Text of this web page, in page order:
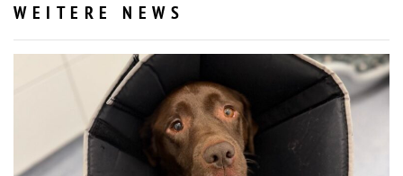
WEITERE NEWS